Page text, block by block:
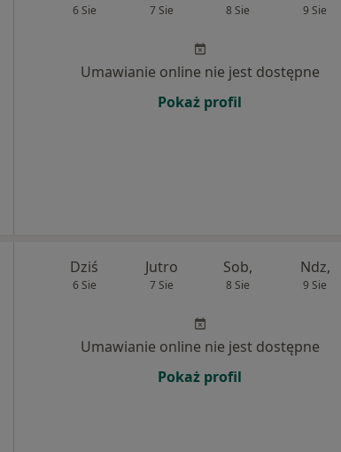
6 Sie 7 Sie 8 Sie 9 Sie
Umawianie online nie jest dostępne
Pokaż profil
Dziś
6 Sie
Jutro
7 Sie
Sob,
8 Sie
Ndz,
9 Sie
Umawianie online nie jest dostępne
Pokaż profil